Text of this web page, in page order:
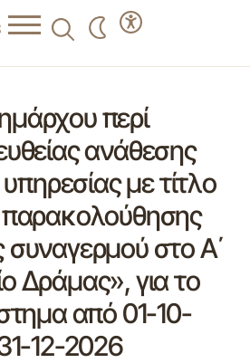
περί
ανάθεσης
με τίτλο
παρακολούθησης
στο Α΄
Δράμας», για το
από 01-10-
12-2026